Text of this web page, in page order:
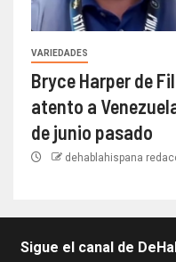
VARIEDADES
Bryce Harper de
atento a
de junio pasado
dehablahispana
Sigue el canal de